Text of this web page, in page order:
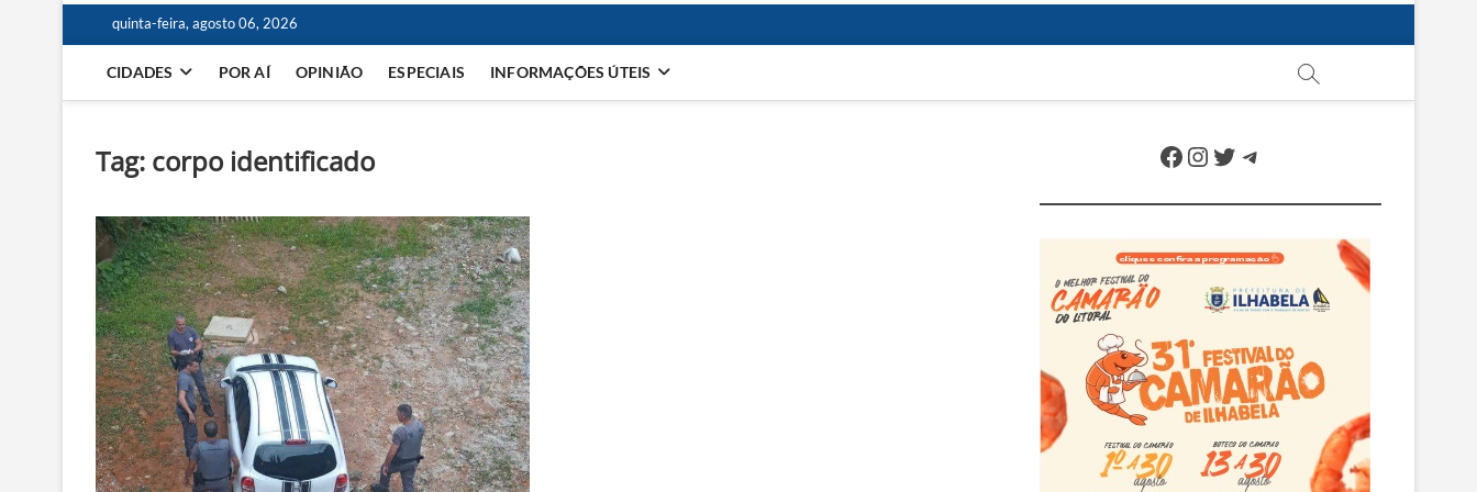
quinta-feira, agosto 06, 2026
CIDADES POR AÍ OPINIÃO ESPECIAIS INFORMAÇÕES ÚTEIS
Tag: corpo identificado Facebook
Instagram
Twitter
Telegram